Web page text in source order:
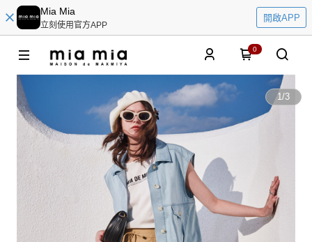
Mia Mia
立刻使用官方APP
開啟APP
0
1/3